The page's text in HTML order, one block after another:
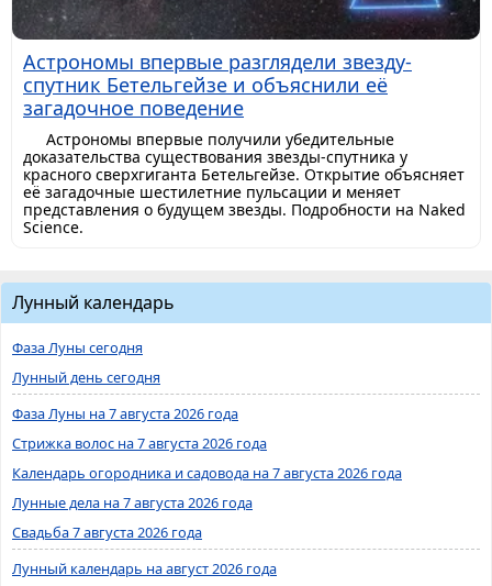
Астрономы впервые разглядели звезду-
спутник Бетельгейзе и объяснили её
загадочное поведение
Астрономы впервые получили убедительные
доказательства существования звезды-спутника у
красного сверхгиганта Бетельгейзе. Открытие объясняет
её загадочные шестилетние пульсации и меняет
представления о будущем звезды. Подробности на Naked
Science.
Лунный календарь
Фаза Луны сегодня
Лунный день сегодня
Фаза Луны на 7 августа 2026 года
Стрижка волос на 7 августа 2026 года
Календарь огородника и садовода на 7 августа 2026 года
Лунные дела на 7 августа 2026 года
Свадьба 7 августа 2026 года
Лунный календарь на август 2026 года